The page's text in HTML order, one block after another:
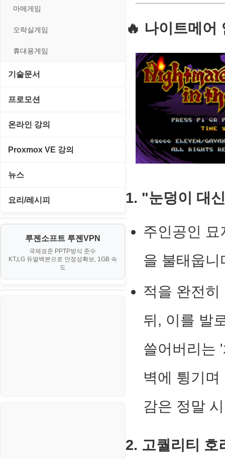
경찰청-수사
경찰청-외국어번역본
경찰청-외사
이력서
마메게임
오락실게임
휴대용게임
기술문서
C#, .NET, Visual Studio
JavaScript
MacOS/맥북
MCP
MS SQL Server
프로모션
고정아이피.net
엔탑프로(NTOPPRO)
휴폐업조회
온라인 강의
PHP - 고급
부동산
Proxmox VE 강의
I. Proxmox VE 기본 환경 구축
IV. 클러스터 및 고가용성 (HA)
V. 고급 기능 및 CLI 활용
VI. 장애 조치 (Failover) 심화 시
뉴스
IT/보안
게임
경제
부동산
요리/레시피
노하우
소스/양념장
루젠소프트 루젠VPN
국제표준 PPTP방식 준수
KT,LG 듀얼백본으로 안정성확보, 1GB 속
도
🔥 나이트메어
1. "눈덩이 대
주인공인
을 불태웁니
적을 완전
뒤, 이를 발
쓸어버리는
벽에 튕기
감은 정말
2. 고퀄리티 호